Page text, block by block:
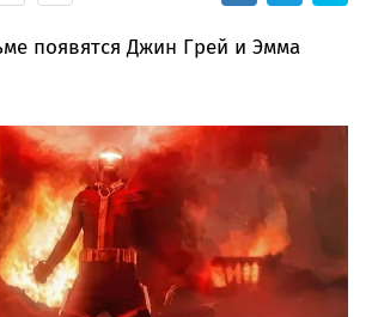
появятся Джин Грей и Эмма